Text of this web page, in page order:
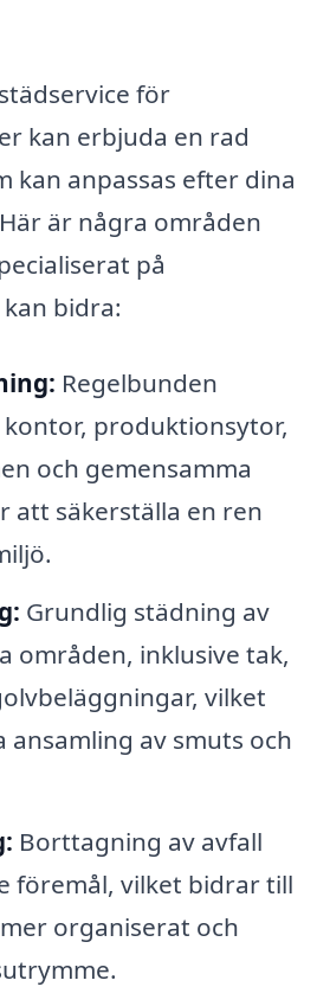
för
kan erbjuda en rad
kan anpassas efter dina
är några områden
på
bidra:
Regelbunden
produktionsytor,
och gemensamma
att säkerställa en ren
Grundlig städning av
områden, inklusive tak,
vilket
av smuts och
Borttagning av avfall
föremål, vilket bidrar till
organiserat och